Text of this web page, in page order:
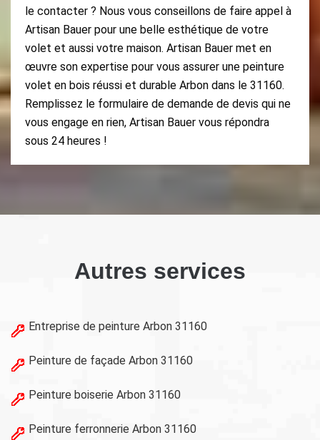
le contacter ? Nous vous conseillons de faire appel à
Artisan Bauer pour une belle esthétique de votre
volet et aussi votre maison. Artisan Bauer met en
œuvre son expertise pour vous assurer une peinture
volet en bois réussi et durable Arbon dans le 31160.
Remplissez le formulaire de demande de devis qui ne
vous engage en rien, Artisan Bauer vous répondra
sous 24 heures !
Autres services
Entreprise de peinture Arbon 31160
Peinture de façade Arbon 31160
Peinture boiserie Arbon 31160
Peinture ferronnerie Arbon 31160